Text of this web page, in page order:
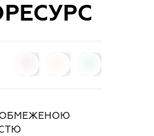
ОБМЕЖЕНОЮ